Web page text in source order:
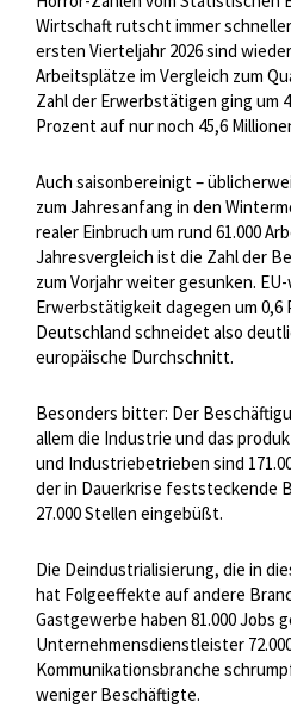
Wirtschaft rutscht immer
ersten Vierteljahr 2026 sind
Arbeitsplätze im Vergleich zum
Zahl der Erwerbstätigen ging um
Prozent auf nur noch 45,6
Auch saisonbereinigt –
zum Jahresanfang in den
realer Einbruch um rund 61.000
Jahresvergleich ist die Zahl der
zum Vorjahr weiter gesunken.
Erwerbstätigkeit dagegen um
Deutschland schneidet also
europäische Durchschnitt.
Besonders bitter: Der
allem die Industrie und das
und Industriebetrieben sind
der in Dauerkrise feststeckende
27.000 Stellen eingebüßt.
Die Deindustrialisierung, die in
hat Folgeeffekte auf andere
Gastgewerbe haben 81.000 Jobs
Unternehmensdienstleister
Kommunikationsbranche
weniger Beschäftigte.